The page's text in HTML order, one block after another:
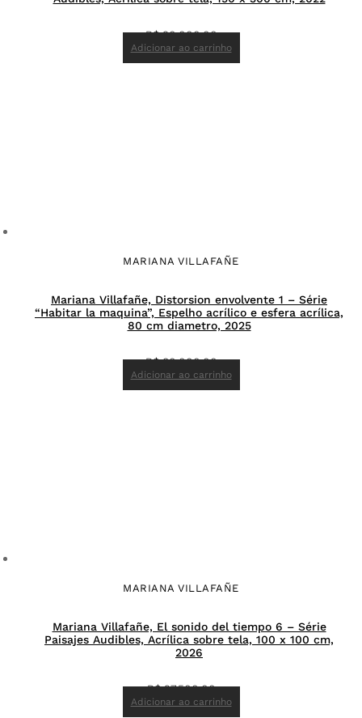
R$90.000,00
Adicionar ao carrinho
MARIANA VILLAFAÑE
Mariana Villafañe, Distorsion envolvente 1 – Série
“Habitar la maquina”, Espelho acrílico e esfera acrílica,
80 cm diametro, 2025
R$80.000,00
Adicionar ao carrinho
MARIANA VILLAFAÑE
Mariana Villafañe, El sonido del tiempo 6 – Série
Paisajes Audibles, Acrílica sobre tela, 100 x 100 cm,
2026
R$27.500,00
Adicionar ao carrinho